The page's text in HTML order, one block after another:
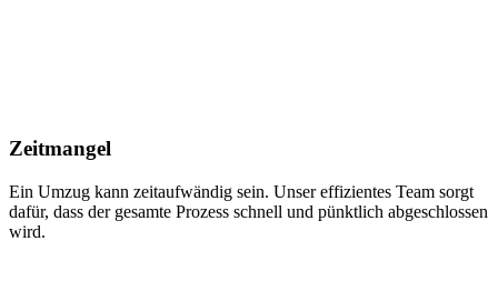
Zeitmangel
Ein Umzug kann zeitaufwändig sein. Unser effizientes Team sorgt
dafür, dass der gesamte Prozess schnell und pünktlich abgeschlossen
wird.